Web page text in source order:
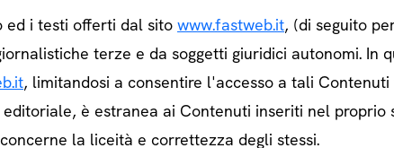
ed i testi offerti dal sito www.fastweb.it, (di seguito
terze e da soggetti giuridici autonomi. In
, limitandosi a consentire l'accesso a tali
è estranea ai Contenuti inseriti nel proprio
la liceità e correttezza degli stessi.